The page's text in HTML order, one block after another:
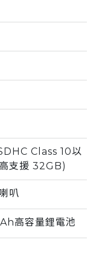
Class 10以
支援 32GB)
叭
高容量鋰電池